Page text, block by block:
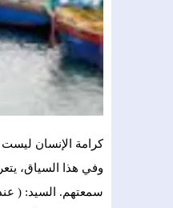
كرامة الإنسان
وفي هذا السياق،
سمعتهم. السيد: (